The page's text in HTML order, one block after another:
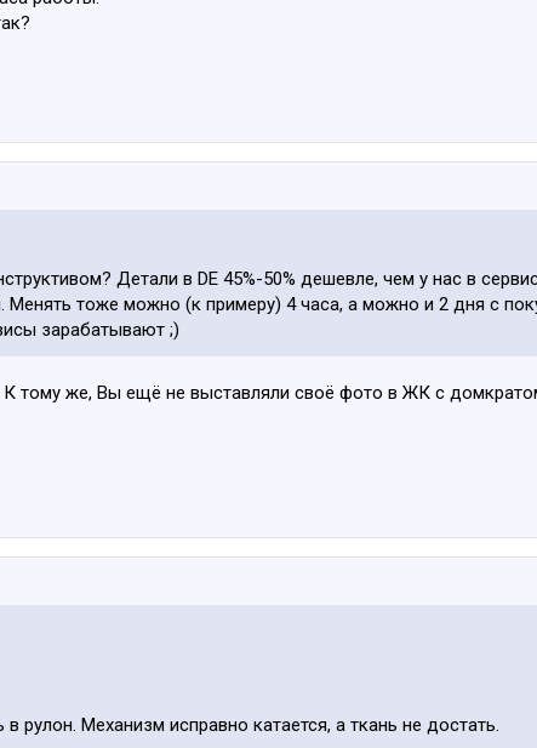
Детали в DE 45%-50% дешевле, чем у нас в
Менять тоже можно (к примеру) 4 часа, а можно и 2 дня с
зарабатывают ;)
К тому же, Вы ещё не выставляли своё фото в ЖК с
рулон. Механизм исправно катается, а ткань не достать.